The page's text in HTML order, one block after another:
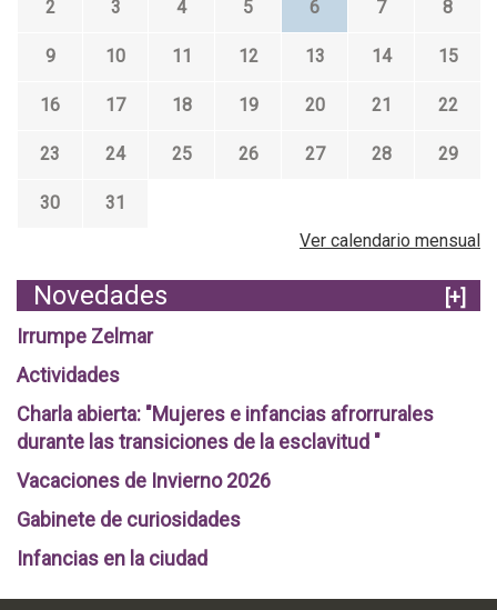
2 3 4 5 6 7 8
9 10 11 12 13 14 15
16 17 18 19 20 21 22
23 24 25 26 27 28 29
30
31
Ver calendario mensual
Novedades
[+]
Irrumpe Zelmar
Actividades
Charla abierta: "Mujeres e infancias afrorrurales
durante las transiciones de la esclavitud "
Vacaciones de Invierno 2026
Gabinete de curiosidades
Infancias en la ciudad